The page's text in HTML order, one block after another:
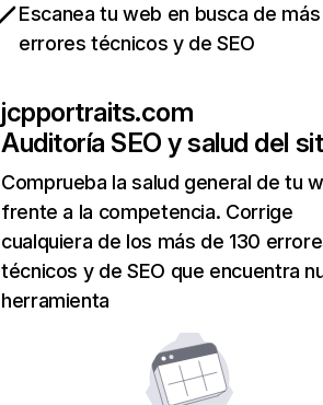
Escanea tu web en busca de
errores técnicos y de SEO
jcpportraits.com
Auditoría SEO y salud del
Comprueba la salud general de tu
frente a la competencia. Corrige
cualquiera de los más de 130
técnicos y de SEO que encuentra
herramienta